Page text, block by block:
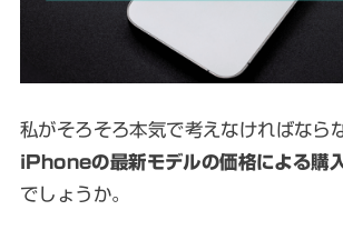
私がそろそろ本気で考えなければなら
iPhoneの最新モデルの価格による購
でしょうか。